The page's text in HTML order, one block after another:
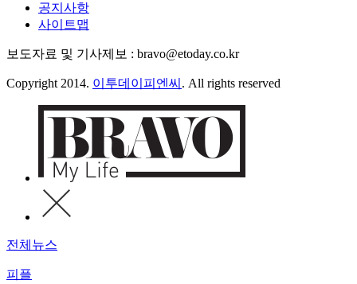
공지사항
사이트맵
보도자료 및 기사제보 : bravo@etoday.co.kr
Copyright 2014. 이투데이피엔씨 . All rights reserved
전체뉴스
피플